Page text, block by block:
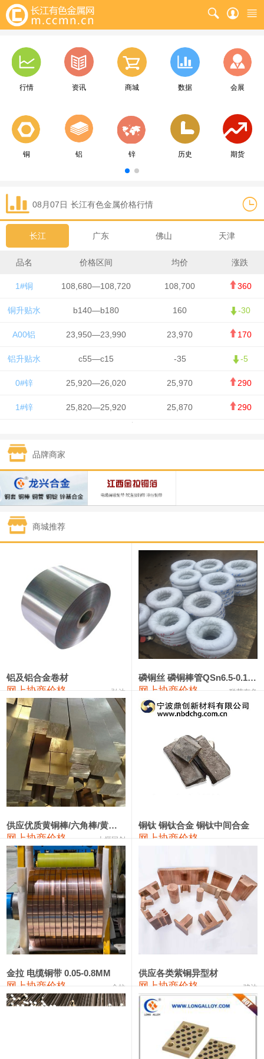
行情 资讯 商城 数据 会展
铜 铝 锌 历史 期货
08月07日 长江有色金属价格行情
长江 广东 佛山 天津
品名 价格区间 均价 涨跌
1#铜 108,680—108,720 108,700 360
铜升贴水 b140—b180 160 -30
A00铝 23,950—23,990 23,970 170
铝升贴水 c55—c15 -35 -5
0#锌 25,920—26,020 25,970 290
1#锌 25,820—25,920 25,870 290
1#锡 434,000—436,000
1#镍 129,550—130,750
1#白银 15,100—15,110 15,105 -70
钯金
331,000 -10,000
89,000—95,000 92,000 1,000
2#锑 85,000—91,000 88,000 1,000
1#镁 17,000—18,000 17,500 0
18,900—19,100 19,000 100
1#电解锰(99.7%袋装) 18,000—18,200 18,100 100
1#铬 60,000—82,000
553#硅 9,300—9,500
441#硅 9,600—9,800 9,700
3303#硅 10,300—10,500 10,400
2202#硅 14,100—14,300
金属硅3303#-2202# 10,400—14,200 12,300 0
漆包线 111,970—115,970 113,970
磷铜合金 110,800—117,600 114,200 400
无氧铜丝(硬) 109,710—110,010 109,860
R410A专用紫铜管 113,700—113,700
铸造铝合金锭(A380） 26,300—26,500 26,400 100
100
24,400
品牌商家
商城推荐
铝及铝合金卷材
网上协商价格 弘达
磷铜丝 磷铜棒管QSn6.5-0.1 7-0.2 8-0.3
网上协商价格 联荣有色
供应优质黄铜棒/六角棒/黄铜方板
网上协商价格 十堰同创
铜钛 铜钛合金 铜钛中间合金
网上协商价格
金拉 电缆铜带 0.05-0.8MM
网上协商价格 金拉
供应各类紫铜异型材
网上协商价格 骏达